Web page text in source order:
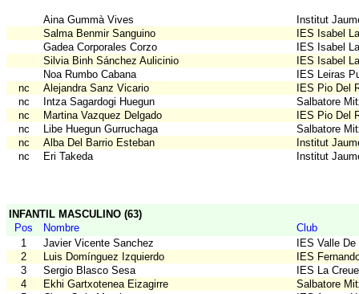
Aina Gummà Vives
Institut
Salma Benmir Sanguino
IES Isabel
Gadea Corporales Corzo
IES Isabel
Silvia Binh Sánchez Aulicinio
IES Isabel
Noa Rumbo Cabana
IES Leiras
nc
Alejandra Sanz Vicario
IES Pio Del
nc
Intza Sagardogi Huegun
Salbatore
nc
Martina Vazquez Delgado
IES Pio Del
nc
Libe Huegun Gurruchaga
Salbatore
nc
Alba Del Barrio Esteban
Institut
nc
Eri Takeda Institut
INFANTIL MASCULINO (63)
Pos
Nombre
Club
1
Javier Vicente Sanchez
IES Valle
2
Luis Domínguez Izquierdo
IES
3
Sergio Blasco Sesa
IES La
4
Ekhi Gartxotenea Eizagirre
Salbatore